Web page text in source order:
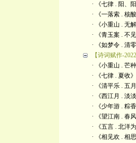
· 《七律 . 阳、
· 《一落索 . 核酸
· 《小重山 . 无解
· 《青玉案 . 不
· 《如梦令 . 清零
【诗词赋作-
· 《小重山 . 芒种
· 《七律 . 夏收》
· 《清平乐 . 五
· 《西江月 . 淡
· 《少年游 . 粽香
· 《望江南 . 春风
· 《五言 . 北洋
· 《相见欢 . 相